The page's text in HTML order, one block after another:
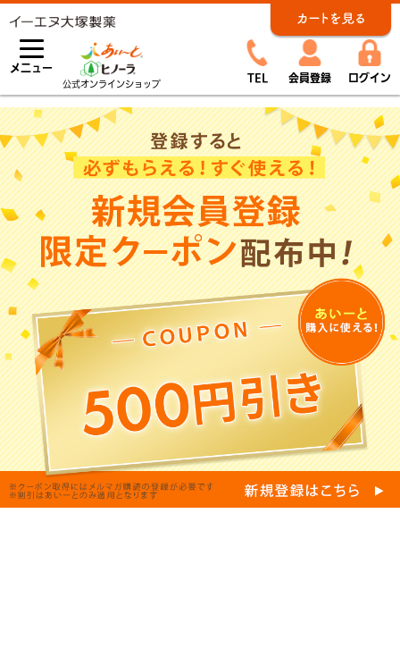
メニュー
公式オンラインショップ
TEL 会員登録 ログイン